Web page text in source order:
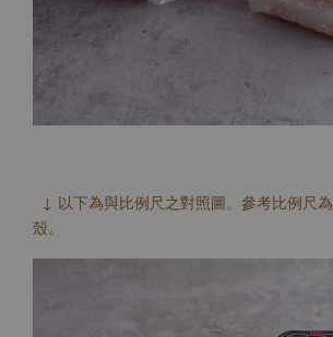
↓ 以下為與比例尺之對照圖。參考比例尺為
殼。